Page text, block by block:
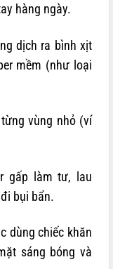
hàng ngày.
dịch ra bình xịt
mềm (như loại
vùng nhỏ (ví
gấp làm tư, lau
bụi bẩn.
dùng chiếc khăn
sáng bóng và